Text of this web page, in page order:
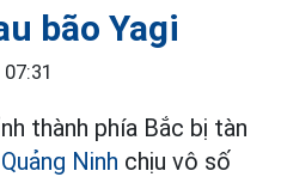
bão Yagi
thành phía Bắc bị tàn
Quảng Ninh chịu vô số